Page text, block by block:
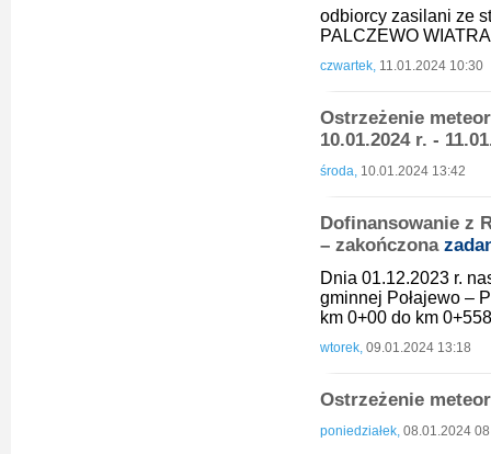
odbiorcy zasilani ze
PALCZEWO
czwartek, 11.01.2024 10:30
Ostrzeżenie
10.01.2024 r. -
środa, 10.01.2024 13:42
Dofinansowanie z
– zakończona
Dnia 01.12.2023 r.
gminnej Połajewo –
km 0+00 do km
wtorek, 09.01.2024 13:18
Ostrzeżenie
poniedziałek, 08.01.2024